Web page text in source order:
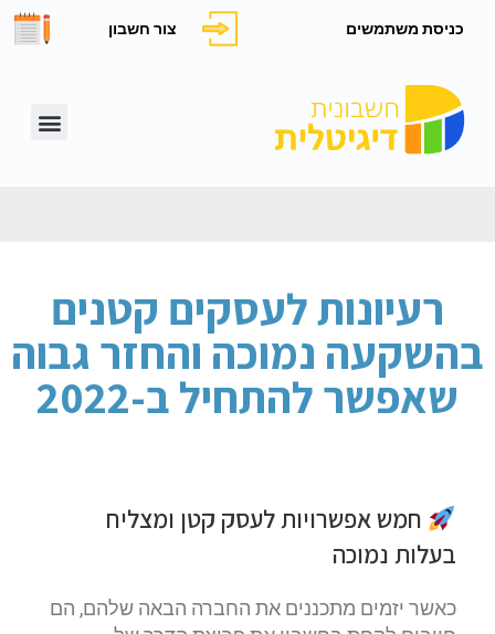
צור חשבון כניסת משתמשים
רעיונות לעסקים קטנים
בהשקעה נמוכה והחזר גבוה
שאפשר להתחיל ב-2022
חמש אפשרויות לעסק קטן ומצליח
בעלות נמוכה
כאשר יזמים מתכננים את החברה הבאה שלהם, הם